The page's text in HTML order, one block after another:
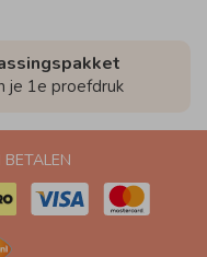
je 1e proefdruk
BETALEN